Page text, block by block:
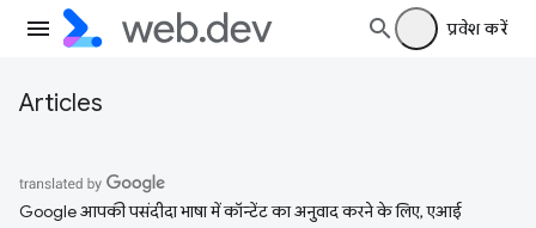
प्रवेश करें
Articles
Google आपकी पसंदीदा भाषा में कॉन्टेंट का अनुवाद करने के लिए, एआई